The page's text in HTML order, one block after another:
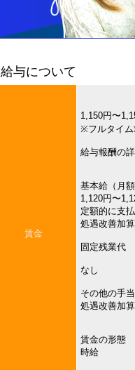
給与について
賃金
1,150円〜
※フルタイム
給与報酬の
基本給（月
1,120円〜
定額的に支
処遇改善加
固定残業代
なし
その他の手
処遇改善加
賃金の形態
時給